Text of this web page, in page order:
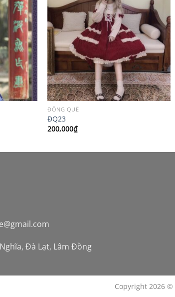
ĐỒNG QUÊ
ĐQ23
200,000₫
Đà Lạt, Lâm Đồng
Copyright 2026 ©